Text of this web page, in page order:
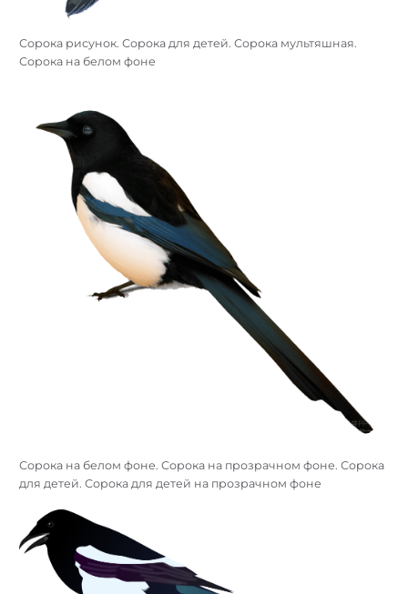
Сорока рисунок. Сорока для детей. Сорока мультяшная.
Сорока на белом фоне
Сорока на белом фоне. Сорока на прозрачном фоне. Сорока
для детей. Сорока для детей на прозрачном фоне